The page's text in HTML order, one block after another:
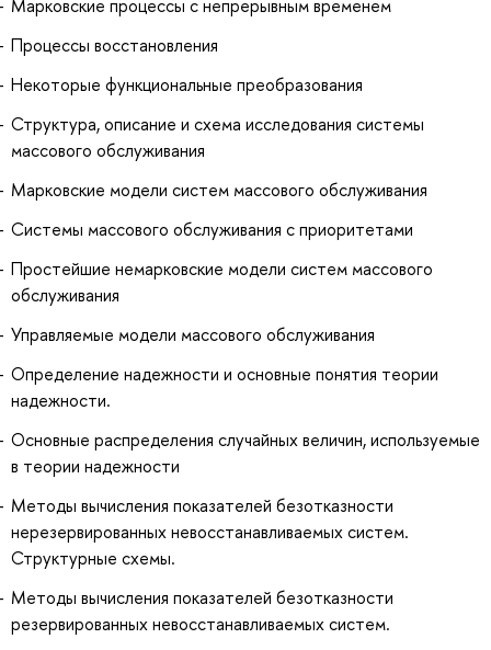
Марковские процессы с непрерывным временем
Процессы восстановления
Некоторые функциональные преобразования
Структура, описание и схема исследования системы
массового обслуживания
Марковские модели систем массового обслуживания
Системы массового обслуживания с приоритетами
Простейшие немарковские модели систем массового
обслуживания
Управляемые модели массового обслуживания
Определение надежности и основные понятия теории
надежности.
Основные распределения случайных величин, используемые
в теории надежности
Методы вычисления показателей безотказности
нерезервированных невосстанавливаемых систем.
Структурные схемы.
Методы вычисления показателей безотказности
резервированных невосстанавливаемых систем.